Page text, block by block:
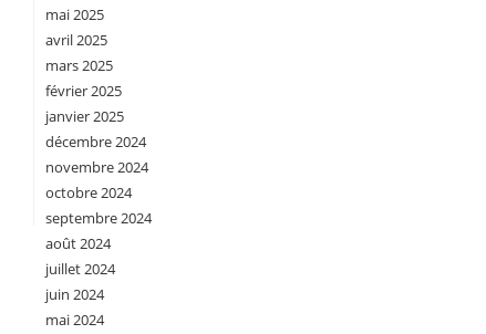
mai 2025
avril 2025
mars 2025
février 2025
janvier 2025
décembre 2024
novembre 2024
octobre 2024
septembre 2024
août 2024
juillet 2024
juin 2024
mai 2024